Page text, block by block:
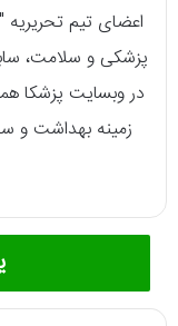
اعضای تیم
پزشکی و سلامت،
در وبسایت پزشکا
زمینه بهداشت و